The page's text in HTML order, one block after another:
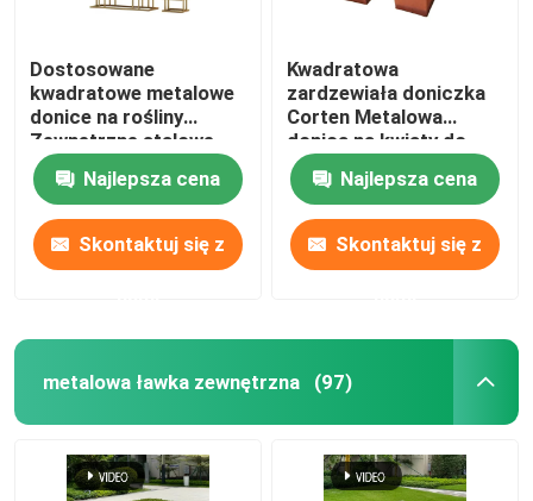
Dostosowane
kwadratowe metalowe
donice na rośliny
Zewnętrzne stalowe
prostokątne donice
Najlepsza cena
Skontaktuj się z
Kwadratowa
zardzewiała doniczka
Corten Metalowa
donica na kwiaty do
ogrodu / podwórka
Najlepsza cena
Skontaktuj się z
metalowa ławka zewnętrzna (97)